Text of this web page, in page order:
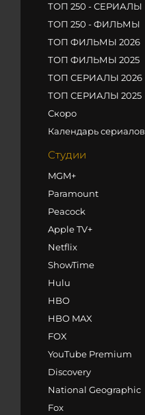
ТОП 250 - СЕРИАЛЫ
ТОП 250 - ФИЛЬМЫ
ТОП ФИЛЬМЫ 2026
ТОП ФИЛЬМЫ 2025
ТОП СЕРИАЛЫ 2026
ТОП СЕРИАЛЫ 2025
Скоро
Календарь сериалов
Студии
MGM+
Paramount
Peacock
Apple TV+
Netflix
ShowTime
Hulu
HBO
HBO MAX
FOX
YouTube Premium
Discovery
National Geographic
Fox